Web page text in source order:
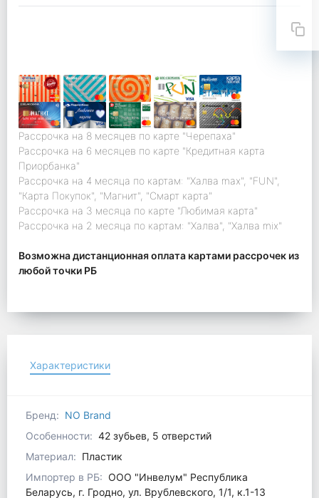
Рассрочка на 8 месяцев по карте "Черепаха"
Рассрочка на 6 месяцев по карте "Кредитная карта
Приорбанка"
Рассрочка на 4 месяца по картам: "Халва max", "FUN",
"Карта Покупок", "Магнит", "Смарт карта"
Рассрочка на 3 месяца по карте "Любимая карта"
Рассрочка на 2 месяца по картам: "Халва", "Халва mix"
Возможна дистанционная оплата картами рассрочек из
любой точки РБ
Характеристики
Бренд: NO Brand
Особенности: 42 зубьев, 5 отверстий
Материал: Пластик
Импортер в РБ: ООО "Инвелум" Республика
Беларусь, г. Гродно, ул. Врублевского, 1/1, к.1-13